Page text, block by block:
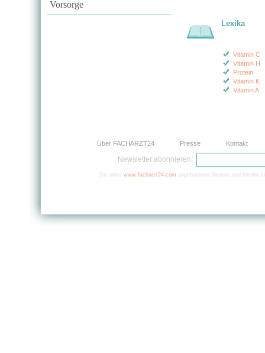
Vorsorge
Lexika
Vitamin C
Vitamin H
Protein
Vitamin K
Vitamin A
Über FACHARZT24 Presse Kontakt
Newsletter abonnieren:
Die unter www.facharzt24.com angebotenen Dienste und Inhalte